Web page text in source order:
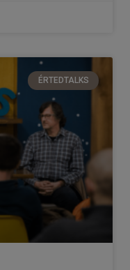
ÉRTEDTALKS